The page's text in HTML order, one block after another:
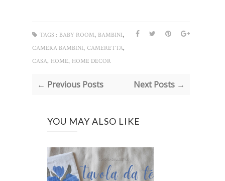
TAGS : BABY ROOM, BAMBINI,
CAMERA BAMBINI, CAMERETTA,
CASA, HOME, HOME DECOR
← Previous Posts Next Posts →
YOU MAY ALSO LIKE